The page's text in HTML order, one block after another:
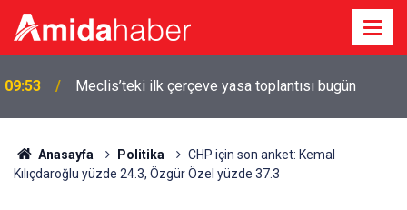
09:53 Meclis’teki ilk çerçeve yasa toplantısı bugün
Anasayfa Politika
CHP için son anket: Kemal
Kılıçdaroğlu yüzde 24.3, Özgür Özel yüzde 37.3